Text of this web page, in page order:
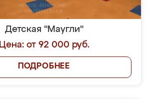
Детская "Маугли"
Цена: от 92 000 руб.
ПОДРОБНЕЕ